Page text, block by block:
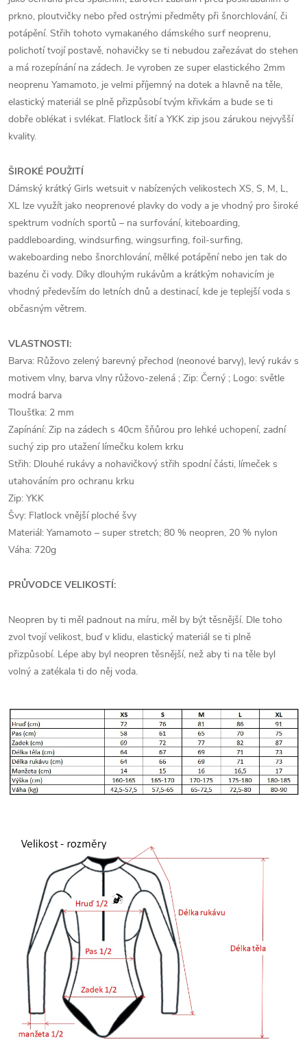
prkno, ploutvičky nebo před ostrými předměty při šnorchlování, či
potápění. Střih tohoto vymakaného dámského surf neoprenu,
polichotí tvojí postavě, nohavičky se ti nebudou zařezávat do stehen
a má rozepínání na zádech. Je vyroben ze super elastického 2mm
neoprenu Yamamoto, je velmi příjemný na dotek a hlavně na těle,
elastický materiál se plně přizpůsobí tvým křivkám a bude se ti
dobře oblékat i svlékat. Flatlock šití a YKK zip jsou zárukou nejvyšší
kvality.
ŠIROKÉ POUŽITÍ
Dámský krátký Girls wetsuit v nabízených velikostech XS, S, M, L,
XL lze využít jako neoprenové plavky do vody a je vhodný pro široké
spektrum vodních sportů – na surfování, kiteboarding,
paddleboarding, windsurfing, wingsurfing, foil-surfing,
wakeboarding nebo šnorchlování, mělké potápění nebo jen tak do
bazénu či vody. Díky dlouhým rukávům a krátkým nohavicím je
vhodný především do letních dnů a destinací, kde je teplejší voda s
občasným větrem.
VLASTNOSTI:
Barva: Růžovo zelený barevný přechod (neonové barvy), levý rukáv s
motivem vlny, barva vlny růžovo-zelená ; Zip: Černý ; Logo: světle
modrá barva
Tloušťka: 2 mm
Zapínání: Zip na zádech s 40cm šňůrou pro lehké uchopení, zadní
suchý zip pro utažení límečku kolem krku
Střih: Dlouhé rukávy a nohavičkový střih spodní části, límeček s
utahováním pro ochranu krku
Zip: YKK
Švy: Flatlock vnější ploché švy
Materiál: Yamamoto – super stretch; 80 % neopren, 20 % nylon
Váha: 720g
PRŮVODCE VELIKOSTÍ:
Neopren by ti měl padnout na míru, měl by být těsnější. Dle toho
zvol tvojí velikost, buď v klidu, elastický materiál se ti plně
přizpůsobí. Lépe aby byl neopren těsnější, než aby ti na těle byl
volný a zatékala ti do něj voda.